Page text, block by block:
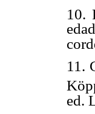
10.
11.
ed.